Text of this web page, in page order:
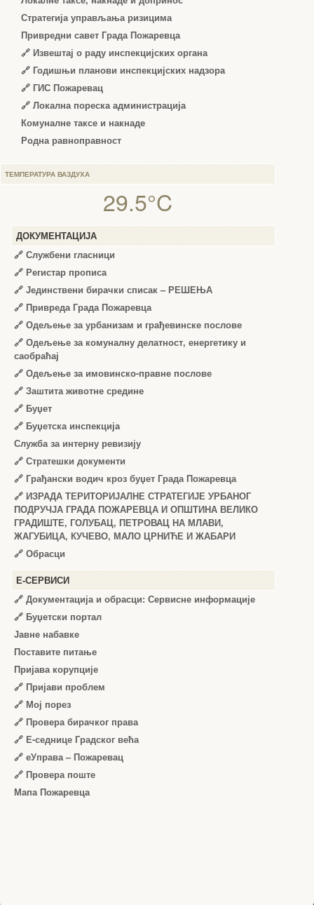
Стратегија управљања ризицима
Привредни савет Града Пожаревца
🔗 Извештај о раду инспекцијских органа
🔗 Годишњи планови инспекцијских надзора
🔗 ГИС Пожаревац
🔗 Локална пореска администрација
Комуналне таксе и накнаде
Родна равноправност
ТЕМПЕРАТУРА ВАЗДУХА
29.5°C
ДОКУМЕНТАЦИЈА
🔗 Службени гласници
🔗 Регистар прописа
🔗 Јединствени бирачки списак – РЕШЕЊА
🔗 Привреда Града Пожаревца
🔗 Одељење за урбанизам и грађевинске послове
🔗 Одељење за комуналну делатност, енергетику и
саобраћај
🔗 Одељење за имовинско-правне послове
🔗 Заштита животне средине
🔗 Буџет
🔗 Буџетска инспекција
Служба за интерну ревизију
🔗 Стратешки документи
🔗 Грађански водич кроз буџет Града Пожаревца
🔗 ИЗРАДА ТЕРИТОРИЈАЛНЕ СТРАТЕГИЈЕ УРБАНОГ
ПОДРУЧЈА ГРАДА ПОЖАРЕВЦА И ОПШТИНА ВЕЛИКО
ГРАДИШТЕ, ГОЛУБАЦ, ПЕТРОВАЦ НА МЛАВИ,
ЖАГУБИЦА, КУЧЕВО, МАЛО ЦРНИЋЕ И ЖАБАРИ
🔗 Обрасци
Е-СЕРВИСИ
🔗 Документација и обрасци: Сервисне информације
🔗 Буџетски портал
Јавне набавке
Поставите питање
Пријава корупције
🔗 Пријави проблем
🔗 Мој порез
🔗 Провера бирачког права
🔗 Е-седнице Градског већа
🔗 еУправа – Пожаревац
🔗 Провера поште
Мапа Пожаревца